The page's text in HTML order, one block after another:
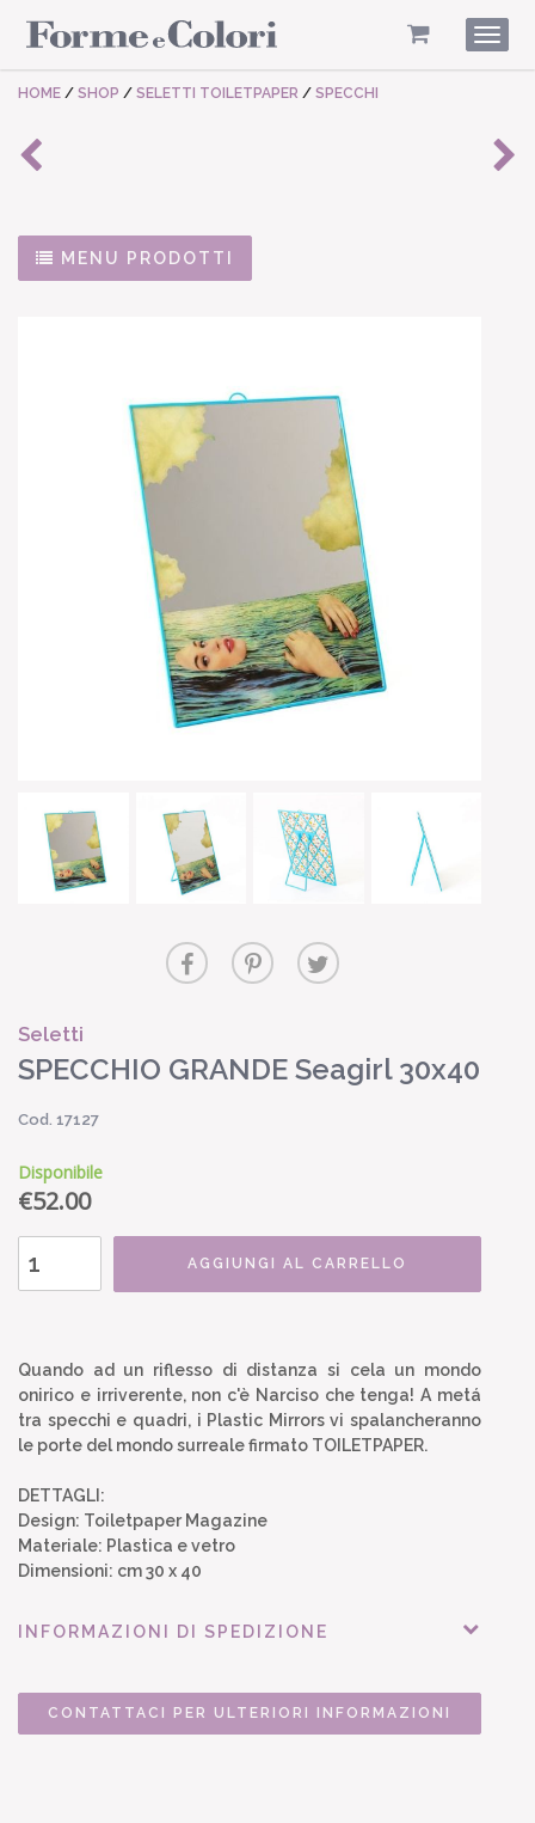
HOME / SHOP / SELETTI TOILETPAPER / SPECCHI
MENU PRODOTTI
Seletti
SPECCHIO GRANDE Seagirl 30x40
Cod. 17127
Disponibile
€52.00
AGGIUNGI AL CARRELLO
Quando ad un riflesso di distanza si cela un mondo
onirico e irriverente, non c'è Narciso che tenga! A metá
tra specchi e quadri, i Plastic Mirrors vi spalancheranno
le porte del mondo surreale firmato TOILETPAPER.
DETTAGLI:
Design: Toiletpaper Magazine
Materiale: Plastica e vetro
Dimensioni: cm 30 x 40
INFORMAZIONI DI SPEDIZIONE
CONTATTACI PER ULTERIORI INFORMAZIONI